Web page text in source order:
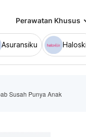
Perawatan Khusus
Asuransiku
Susah Punya Anak